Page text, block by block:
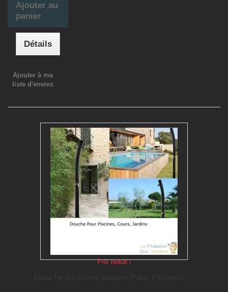
Ajouter au
panier
Détails
Ajouter à ma
liste d'envies
Prix réduit !